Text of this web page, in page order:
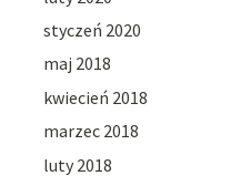
styczeń 2020
maj 2018
kwiecień 2018
marzec 2018
luty 2018